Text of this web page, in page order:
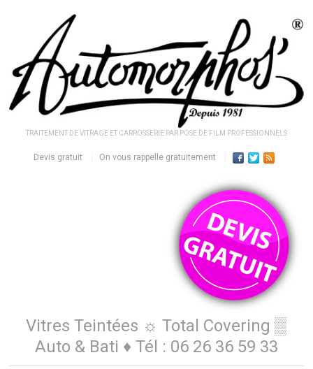
TRAITEMENT DE VITRAGE ET CARROSSERIE PAR POSE DE FILM PROFESSIONNELS
Devis gratuit On vous rappelle gratuitement
Vitres Teintées ☼ Total Covering ▒
Auto & Bati ♦ Tél : 06 26 36 59 33